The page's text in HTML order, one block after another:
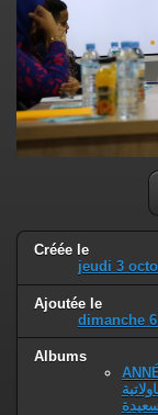
Créée le
jeudi 3
Ajoutée le
dimanche
Albums